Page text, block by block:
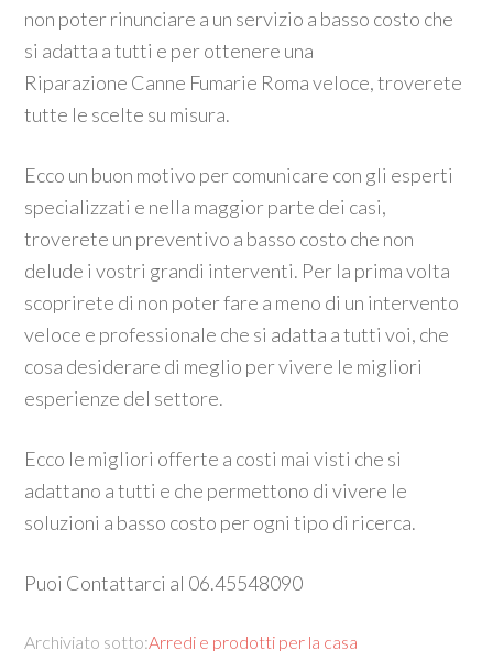
non poter rinunciare a un servizio a basso costo che
si adatta a tutti e per ottenere una
Riparazione Canne Fumarie Roma veloce, troverete
tutte le scelte su misura.
Ecco un buon motivo per comunicare con gli esperti
specializzati e nella maggior parte dei casi,
troverete un preventivo a basso costo che non
delude i vostri grandi interventi. Per la prima volta
scoprirete di non poter fare a meno di un intervento
veloce e professionale che si adatta a tutti voi, che
cosa desiderare di meglio per vivere le migliori
esperienze del settore.
Ecco le migliori offerte a costi mai visti che si
adattano a tutti e che permettono di vivere le
soluzioni a basso costo per ogni tipo di ricerca.
Puoi Contattarci al 06.45548090
Archiviato sotto:Arredi e prodotti per la casa